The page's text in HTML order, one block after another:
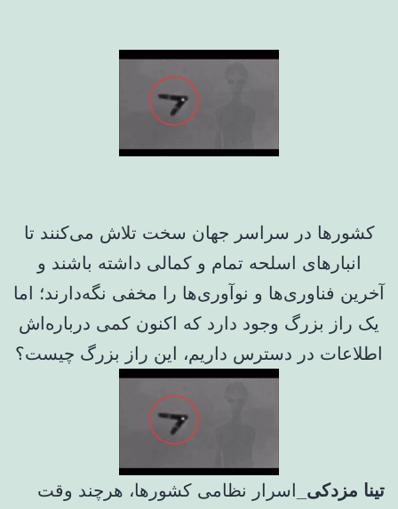
کشورها در سراسر جهان سخت تلاش می‌کنند تا
انبارهای اسلحه تمام و کمالی داشته باشند و
آخرین فناوری‌ها و نوآوری‌ها را مخفی نگه‌دارند؛ اما
یک راز بزرگ وجود دارد که اکنون کمی درباره‌اش
اطلاعات در دسترس داریم، این راز بزرگ چیست؟
تینا مزدکی_ اسرار نظامی کشورها، هرچند وقت